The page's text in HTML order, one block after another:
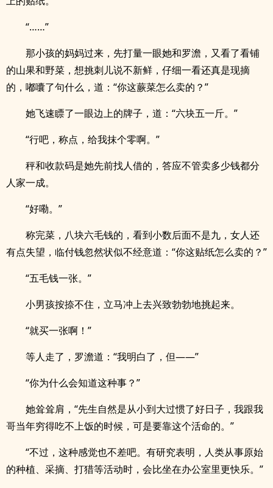
“……”
那小孩的妈妈过来，先打量一眼她和罗澹，又看了看铺
的山果和野菜，想挑刺儿说不新鲜，仔细一看还真是现摘
的，嘟囔了句什么，道：“你这蕨菜怎么卖的？”
她飞速瞟了一眼边上的牌子，道：“六块五一斤。”
“行吧，称点，给我抹个零啊。”
秤和收款码是她先前找人借的，答应不管卖多少钱都分
人家一成。
“好嘞。”
称完菜，八块六毛钱的，看到小数后面不是九，女人还
有点失望，临付钱忽然状似不经意道：“你这贴纸怎么卖的？”
“五毛钱一张。”
小男孩按捺不住，立马冲上去兴致勃勃地挑起来。
“就买一张啊！”
等人走了，罗澹道：“我明白了，但——”
“你为什么会知道这种事？”
她耸耸肩，“先生自然是从小到大过惯了好日子，我跟我
哥当年穷得吃不上饭的时候，可是要靠这个活命的。”
“不过，这种感觉也不差吧。有研究表明，人类从事原始
的种植、采摘、打猎等活动时，会比坐在办公室里更快乐。”